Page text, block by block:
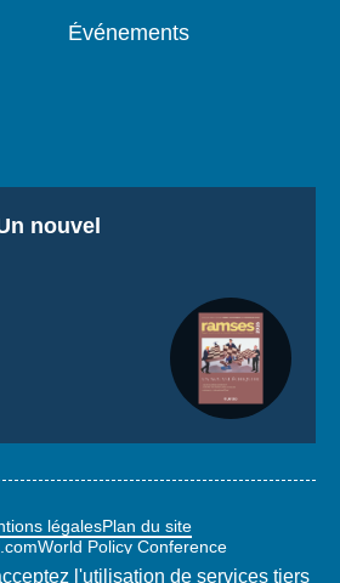
Événements
nouvel
légalesPlan du site
World Policy Conference
l'utilisation de services tiers